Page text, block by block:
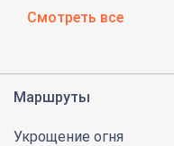
Смотреть все
Маршруты
Укрощение огня